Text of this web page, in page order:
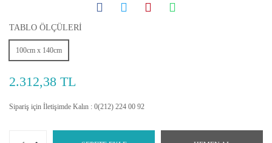
TABLO ÖLÇÜLERİ
100cm x 140cm
2.312,38 TL
Sipariş için İletişimde Kalın : 0(212) 224 00 92